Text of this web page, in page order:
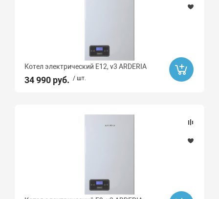
Котел электрический E12, v3 ARDERIA
34 990 руб. / шт.